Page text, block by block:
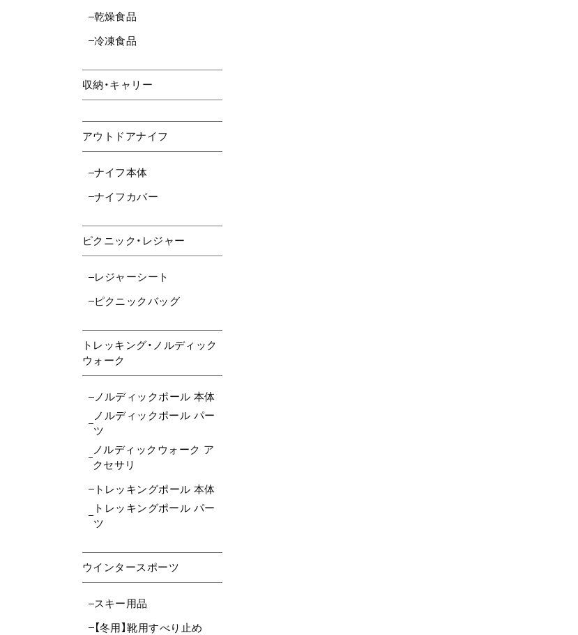
乾燥食品
冷凍食品
収納・キャリー
アウトドアナイフ
ナイフ本体
ナイフカバー
ピクニック・レジャー
レジャーシート
ピクニックバッグ
トレッキング・ノルディック
ウォーク
ノルディックポール 本体
ノルディックポール パー
ツ
ノルディックウォーク ア
クセサリ
トレッキングポール 本体
トレッキングポール パー
ツ
ウインタースポーツ
スキー用品
【冬用】靴用すべり止め